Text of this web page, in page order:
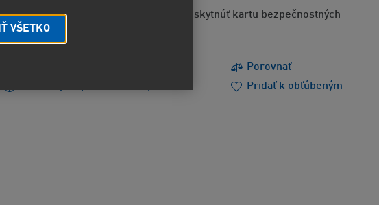
EUH210 - Na požiadanie možno poskytnúť kartu bezpečnostných
údajov.
Porovnať
Pridať k obľúbeným
VŠETKO